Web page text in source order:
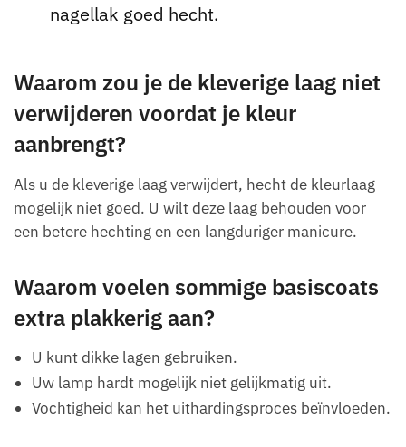
nagellak goed hecht.
Waarom zou je de kleverige laag niet
verwijderen voordat je kleur
aanbrengt?
Als u de kleverige laag verwijdert, hecht de kleurlaag
mogelijk niet goed. U wilt deze laag behouden voor
een betere hechting en een langduriger manicure.
Waarom voelen sommige basiscoats
extra plakkerig aan?
U kunt dikke lagen gebruiken.
Uw lamp hardt mogelijk niet gelijkmatig uit.
Vochtigheid kan het uithardingsproces beïnvloeden.